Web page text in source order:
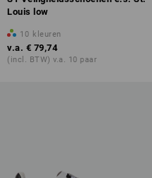
Louis low
10 kleuren
v.a. € 79,74
(incl. BTW) v.a. 10 paar